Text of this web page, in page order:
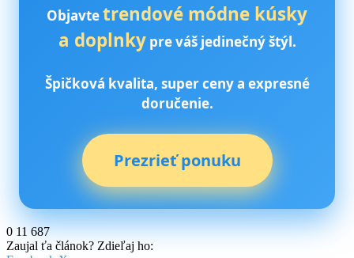
Objavtetrendové módne kúsky
a doplnkypre váš jedinečný štýl.
Špičková kvalita, super ceny a expresné
doručenie.
Prezrieť ponuku
0 11 687
Zaujal ťa článok? Zdieľaj ho: